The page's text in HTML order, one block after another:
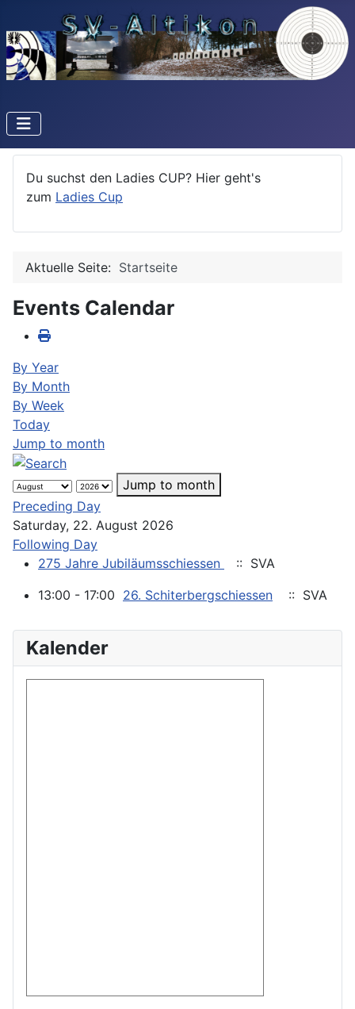
Du suchst den Ladies CUP? Hier geht's
zum Ladies Cup
Aktuelle Seite: Startseite
Events Calendar
By Year
By Month
By Week
Today
Jump to month
Jump to month
Preceding Day
Saturday, 22. August 2026
Following Day
275 Jahre Jubiläumsschiessen
:: SVA
13:00 - 17:00 26. Schiterbergschiessen :: SVA
Kalender